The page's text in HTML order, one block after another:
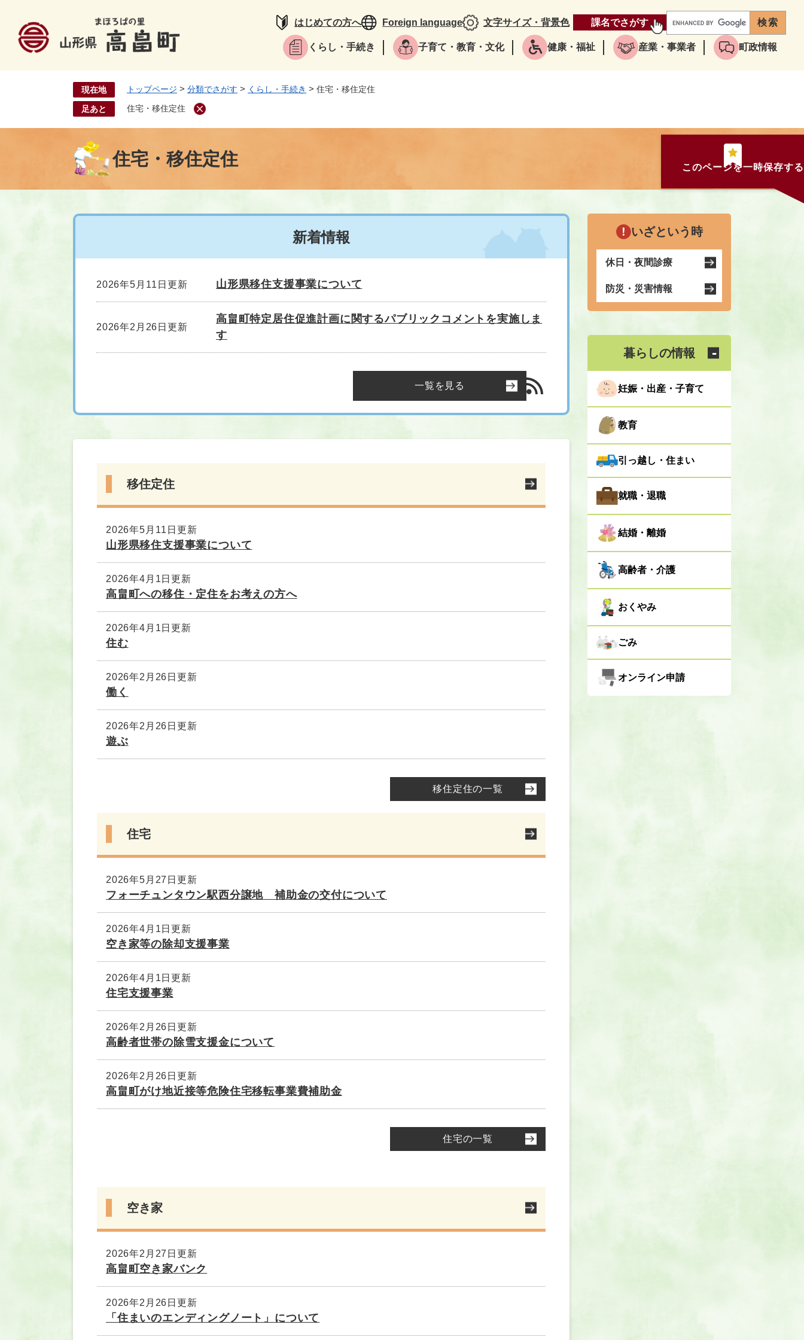
このページを一時保存する
はじめての方へ Foreign language 文字サイズ・背景色 課名でさがす
くらし・手続き 子育て・教育・文化 健康・福祉 産業・事業者 町政情報
現在地 トップページ > 分類でさがす > くらし・手続き > 住宅・移住定住
足あと 住宅・移住定住
住宅・移住定住
新着情報
2026年5月11日更新 山形県移住支援事業について
2026年2月26日更新
高畠町特定居住促進計画に関するパブリックコメントを実施しま
す
一覧を見る
移住定住
2026年5月11日更新
山形県移住支援事業について
2026年4月1日更新
高畠町への移住・定住をお考えの方へ
2026年4月1日更新
住む
2026年2月26日更新
働く
2026年2月26日更新
遊ぶ
移住定住の一覧
住宅
2026年5月27日更新
フォーチュンタウン駅西分譲地 補助金の交付について
2026年4月1日更新
空き家等の除却支援事業
2026年4月1日更新
住宅支援事業
2026年2月26日更新
高齢者世帯の除雪支援金について
2026年2月26日更新
高畠町がけ地近接等危険住宅移転事業費補助金
住宅の一覧
空き家
2026年2月27日更新
高畠町空き家バンク
2026年2月26日更新
「住まいのエンディングノート」について
いざという時
休日・夜間診療
防災・災害情報
暮らしの情報
妊娠・出産・子育て
教育
引っ越し・住まい
就職・退職
結婚・離婚
高齢者・介護
おくやみ
ごみ
オンライン申請